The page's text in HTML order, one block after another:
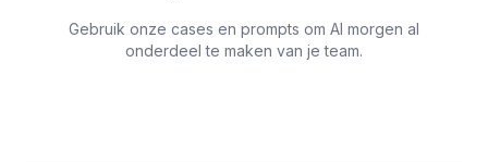
Gebruik onze cases en prompts om AI morgen al
onderdeel te maken van je team.